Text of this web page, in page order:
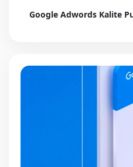
Google Adwords Kalite